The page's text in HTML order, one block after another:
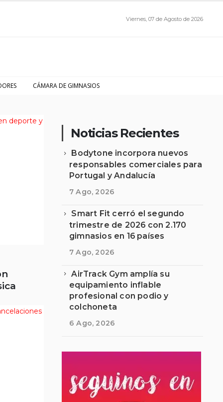
Viernes, 07 de Agosto de 2026
CÁMARA DE GIMNASIOS
Noticias Recientes
Bodytone incorpora nuevos
responsables comerciales para
Portugal y Andalucía
7 Ago, 2026
Smart Fit cerró el segundo
trimestre de 2026 con 2.170
gimnasios en 16 países
7 Ago, 2026
AirTrack Gym amplía su
equipamiento inflable
profesional con podio y
colchoneta
6 Ago, 2026